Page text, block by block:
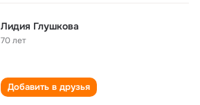
Лидия Глушкова
70 лет
Добавить в друзья